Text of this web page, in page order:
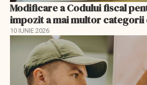
Modificare a Codului fiscal
impozit a mai multor
10 IUNIE 2026